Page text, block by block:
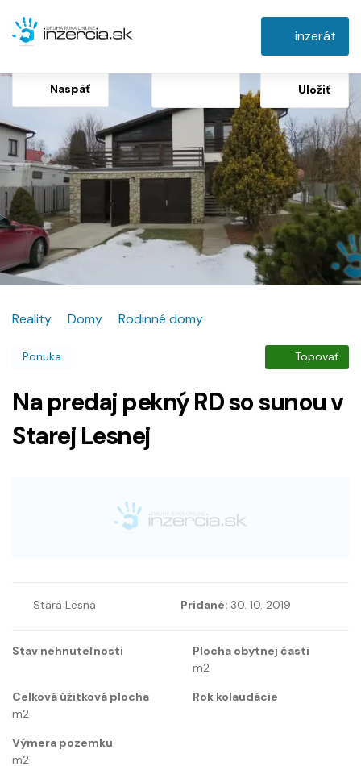
inzerát
Naspäť Uložiť
Reality Domy Rodinné domy
Ponuka Topovať
Na predaj pekný RD so sunou v
Starej Lesnej
Stará Lesná Pridané: 30. 10. 2019
Stav nehnuteľnosti
Plocha obytnej časti
m2
Celková úžitková plocha
m2
Rok kolaudácie
Výmera pozemku
m2